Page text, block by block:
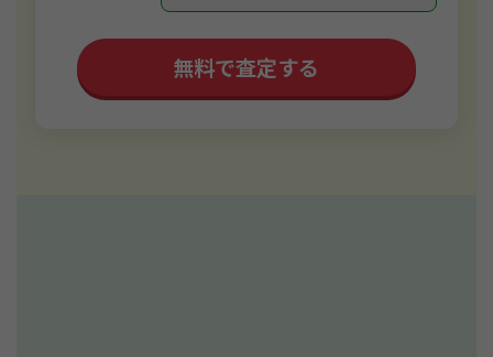
無料で査定する